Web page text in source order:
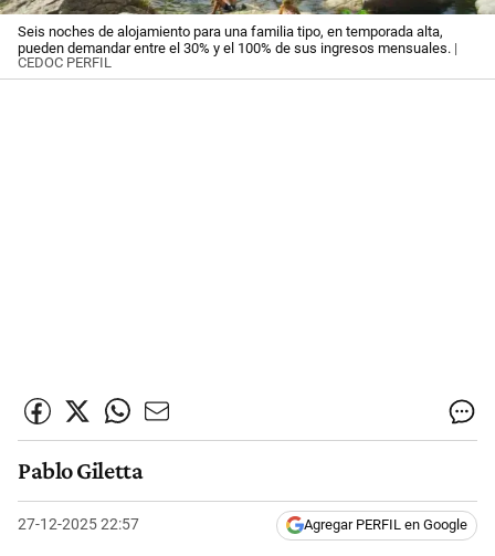
Seis noches de alojamiento para una familia tipo, en temporada alta,
pueden demandar entre el 30% y el 100% de sus ingresos mensuales. |
CEDOC PERFIL
Pablo Giletta
27-12-2025 22:57 Agregar PERFIL en Google